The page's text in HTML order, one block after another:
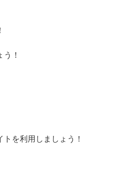
！
を利用しましょう！